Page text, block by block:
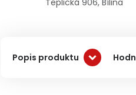
Teplická 906, Bílina
Popis produktu